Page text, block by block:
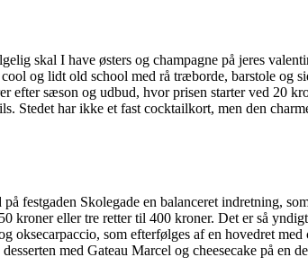
skal I have østers og champagne på jeres
og lidt old school med rå træborde, barstole og
efter sæson og udbud, hvor prisen starter ved 20
Stedet har ikke et fast cocktailkort, men den
festgaden Skolegade en balanceret indretning,
eller tre retter til 400 kroner. Det er så
oksecarpaccio, som efterfølges af en hovedret
med Gateau Marcel og cheesecake på en